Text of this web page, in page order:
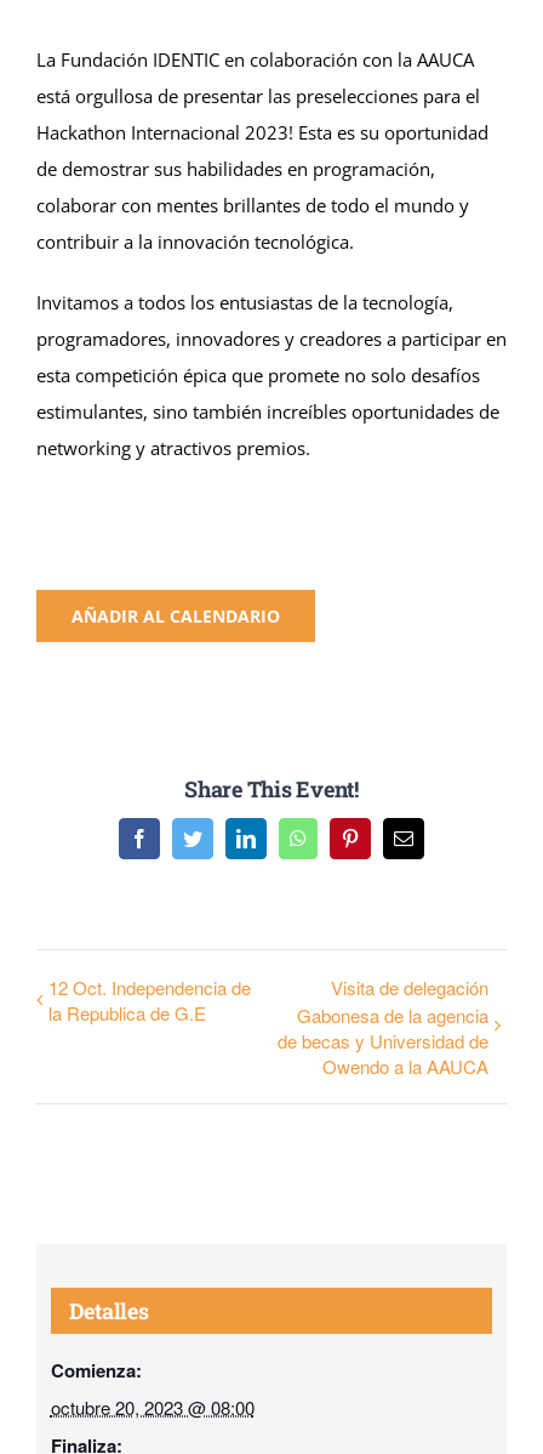
La Fundación IDENTIC en colaboración con la AAUCA
está orgullosa de presentar las preselecciones para el
Hackathon Internacional 2023! Esta es su oportunidad
de demostrar sus habilidades en programación,
colaborar con mentes brillantes de todo el mundo y
contribuir a la innovación tecnológica.
Invitamos a todos los entusiastas de la tecnología,
programadores, innovadores y creadores a participar en
esta competición épica que promete no solo desafíos
estimulantes, sino también increíbles oportunidades de
networking y atractivos premios.
AÑADIR AL CALENDARIO
Share This Event!
FacebookTwitterLinkedInWhatsAppPinterestEmail
12 Oct. Independencia de
la Republica de G.E
Visita de delegación
Gabonesa de la agencia
de becas y Universidad de
Owendo a la AAUCA
Detalles
Comienza:
octubre 20, 2023 @ 08:00
Finaliza: